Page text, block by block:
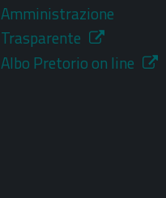
Amministrazione
Trasparente
Albo Pretorio on line